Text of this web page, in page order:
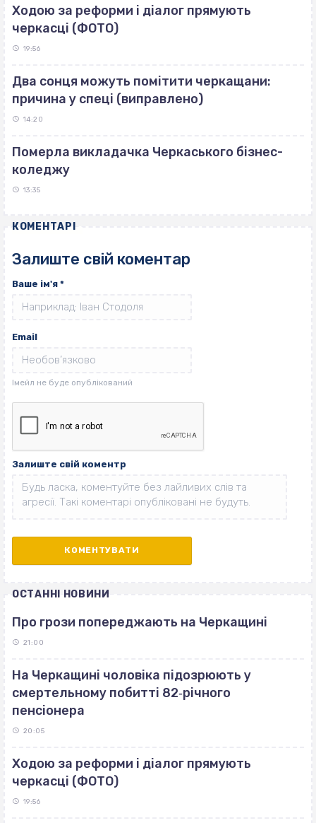
Ходою за реформи і діалог прямують
черкасці (ФОТО)
19:56
Два сонця можуть помітити черкащани:
причина у спеці (виправлено)
14:20
Померла викладачка Черкаського бізнес-
коледжу
13:35
КОМЕНТАРІ
Залиште свій коментар
Ваше ім'я *
Email
Залиште свій коментр
ОСТАННІ НОВИНИ
Про грози попереджають на Черкащині
21:00
На Черкащині чоловіка підозрюють у
смертельному побитті 82‐річного
пенсіонера
20:05
Ходою за реформи і діалог прямують
черкасці (ФОТО)
19:56